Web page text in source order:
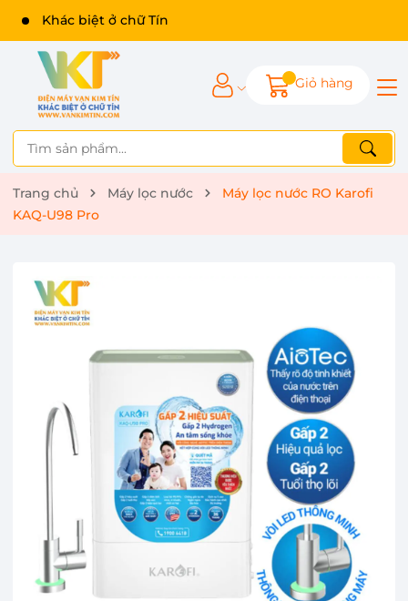
Khác biệt ở chữ Tín
Giỏ hàng
Trang chủ Máy lọc nước
Máy lọc nước RO Karofi
KAQ-U98 Pro